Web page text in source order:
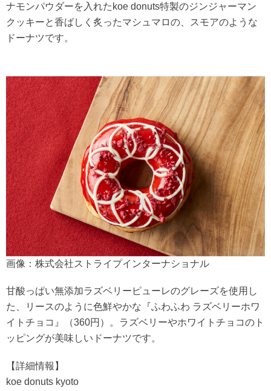
ナモンパウダーを入れたkoe donuts特製のジンジャーマン
クッキーと香ばしく炙ったマシュマロの、スモアのような
ドーナツです。
画像：株式会社ストライプインターナショナル
甘酸っぱい無添加ラズベリーピューレのグレーズを使用し
た、リースのように色鮮やかな『ふわふわ ラズベリーホワ
イトチョコ』（360円）。ラズベリーやホワイトチョコのト
ッピングが美味しいドーナツです。
【詳細情報】
koe donuts kyoto